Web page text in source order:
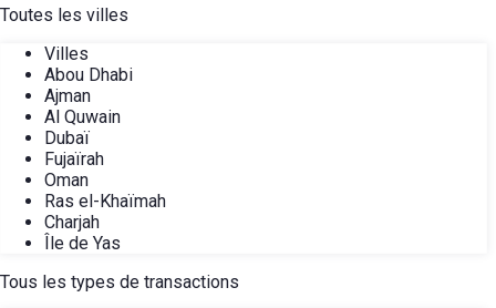
Toutes les villes
Villes
Abou Dhabi
Ajman
Al Quwain
Dubaï
Fujaïrah
Oman
Ras el-Khaïmah
Charjah
Île de Yas
Tous les types de transactions